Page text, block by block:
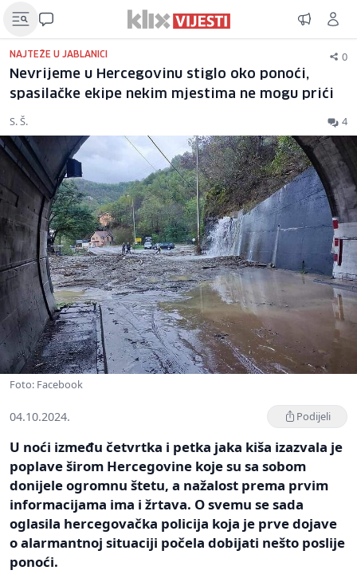
NAJTEŽE U JABLANICI 0
Nevrijeme u Hercegovinu stiglo oko ponoći,
spasilačke ekipe nekim mjestima ne mogu prići
S. Š. 4
Foto: Facebook
04.10.2024. Podijeli
U noći između četvrtka i petka jaka kiša izazvala je
poplave širom Hercegovine koje su sa sobom
donijele ogromnu štetu, a nažalost prema prvim
informacijama ima i žrtava. O svemu se sada
oglasila hercegovačka policija koja je prve dojave
o alarmantnoj situaciji počela dobijati nešto poslije
ponoći.